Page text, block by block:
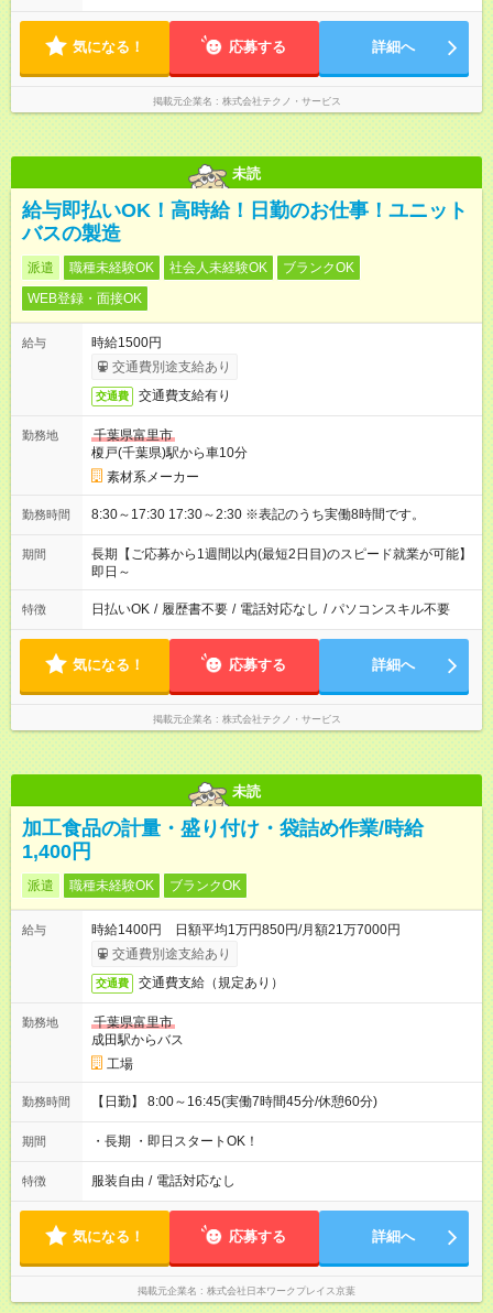
気になる！ 応募する 詳細へ
掲載元企業名 株式会社テクノ・サービス
未読
給与即払いOK！高時給！日勤のお仕事！ユニット
バスの製造
派遣 職種未経験OK 社会人未経験OK
ブランクOK
WEB登録・面接OK
給与
時給1500円
交通費別途支給あり
交通費 交通費支給有り
勤務地
千葉県富里市
榎戸(千葉県)駅から車10分
素材系メーカー
勤務時間 8:30～17:30 17:30～2:30 ※表記のうち実働8時間です。
期間
長期【ご応募から1週間以内(最短2日目)のスピード就業が可能】
即日～
特徴 日払いOK / 履歴書不要 / 電話対応なし / パソコンスキル不要
気になる！ 応募する 詳細へ
掲載元企業名 株式会社テクノ・サービス
未読
加工食品の計量・盛り付け・袋詰め作業/時給
1,400円
派遣 職種未経験OK ブランクOK
給与
時給1400円 日額平均1万円850円/月額21万7000円
交通費別途支給あり
交通費 交通費支給（規定あり）
勤務地
千葉県富里市
成田駅からバス
工場
勤務時間 【日勤】 8:00～16:45(実働7時間45分/休憩60分)
期間 ・長期 ・即日スタートOK！
特徴 服装自由 / 電話対応なし
気になる！ 応募する 詳細へ
掲載元企業名 株式会社日本ワークプレイス京葉